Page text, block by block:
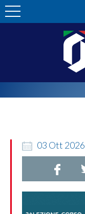
03 Ott 2026